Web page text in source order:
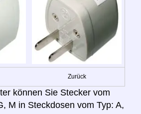
Zurück
können Sie Stecker vom
M in Steckdosen vom Typ: A,